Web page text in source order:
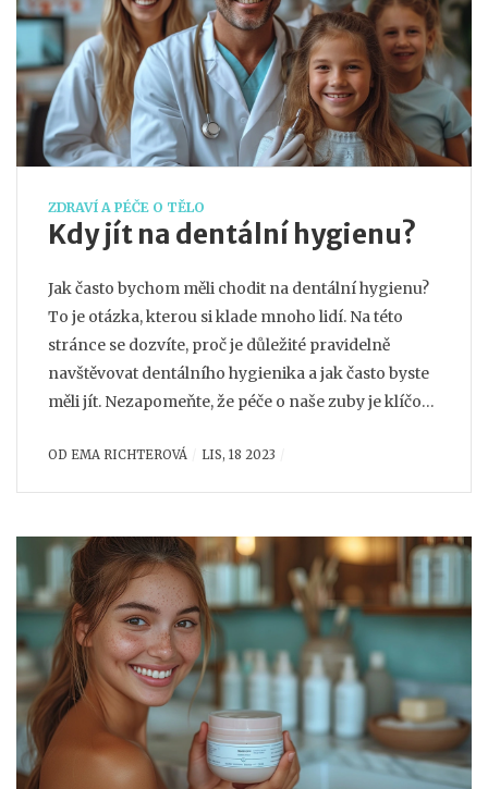
ZDRAVÍ A PÉČE O TĚLO
Kdy jít na dentální hygienu?
Jak často bychom měli chodit na dentální hygienu?
To je otázka, kterou si klade mnoho lidí. Na této
stránce se dozvíte, proč je důležité pravidelně
navštěvovat dentálního hygienika a jak často byste
měli jít. Nezapomeňte, že péče o naše zuby je klíčová
postarat co nejlépe!
OD EMA RICHTEROVÁ LIS, 18 2023